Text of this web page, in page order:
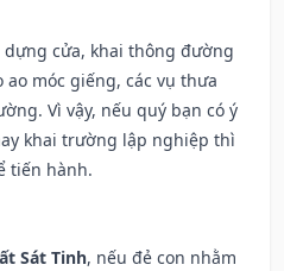
dựng cửa, khai thông đường
móc giếng, các vụ thưa
Vì vậy, nếu quý bạn có ý
khai trường lập nghiệp thì
tiến hành.
Sát Tinh, nếu đẻ con nhằm